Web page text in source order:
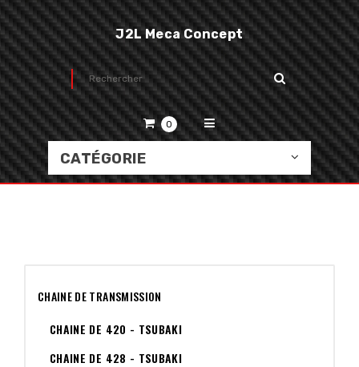
J2L Meca Concept
0
CATÉGORIE
CHAINE DE TRANSMISSION
CHAINE DE 420 - TSUBAKI
CHAINE DE 428 - TSUBAKI